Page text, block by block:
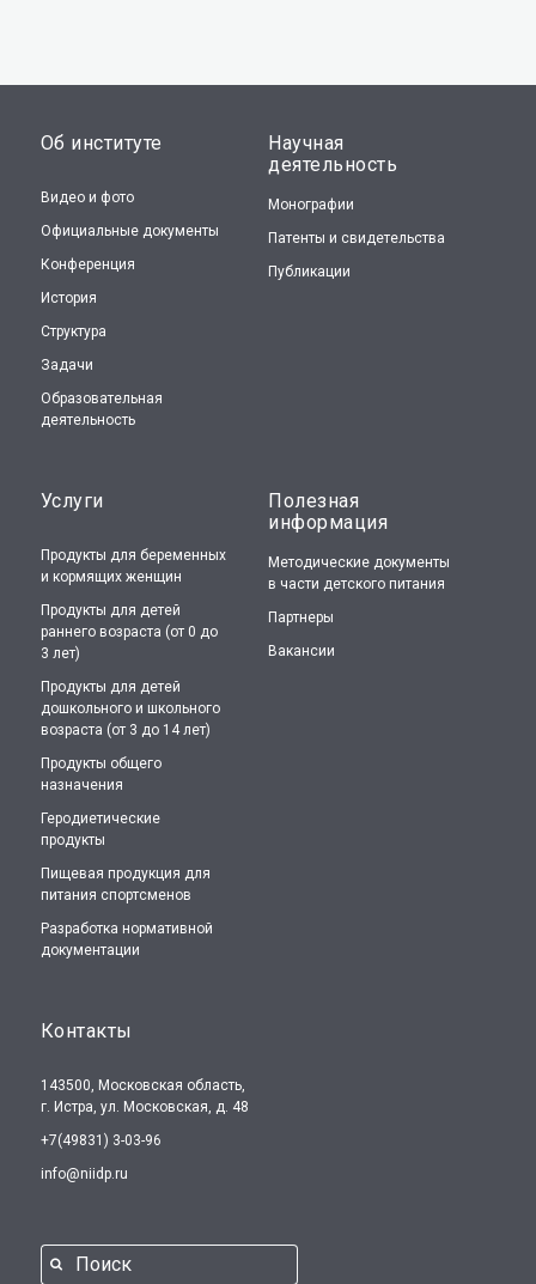
Об институте
Видео и фото
Официальные документы
Конференция
История
Структура
Задачи
Образовательная
деятельность
Научная
деятельность
Монографии
Патенты и свидетельства
Публикации
Услуги
Продукты для беременных
и кормящих женщин
Продукты для детей
раннего возраста (от 0 до
3 лет)
Продукты для детей
дошкольного и школьного
возраста (от 3 до 14 лет)
Продукты общего
назначения
Геродиетические
продукты
Пищевая продукция для
питания спортсменов
Разработка нормативной
документации
Полезная
информация
Методические документы
в части детского питания
Партнеры
Вакансии
Контакты
143500, Московская область,
г. Истра, ул. Московская, д. 48
+7(49831) 3-03-96
info@niidp.ru